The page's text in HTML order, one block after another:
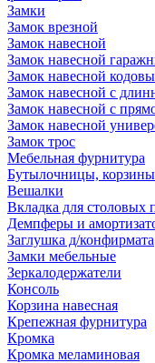
Замки
Замок врезной
Замок навесной
Замок навесной
Замок навесной
Замок навесной с
Замок навесной с
Замок навесной
Замок трос
Мебельная фурнитура
Бутылочницы,
Вешалки
Вкладка для столовых
Демпферы и
Заглушка д/конфирмата
Замки мебельные
Зеркалодержатели
Консоль
Корзина навесная
Крепежная фурнитура
Кромка
Кромка меламиновая